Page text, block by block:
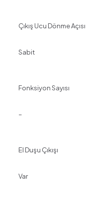
Çıkış Ucu Dönme Açısı
Sabit
Fonksiyon Sayısı
–
El Duşu Çıkışı
Var